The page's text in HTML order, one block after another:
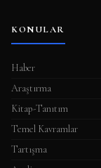
KONULAR
Haber
Araştırma
Kitap-Tanıtım
Temel Kavramlar
Tartışma